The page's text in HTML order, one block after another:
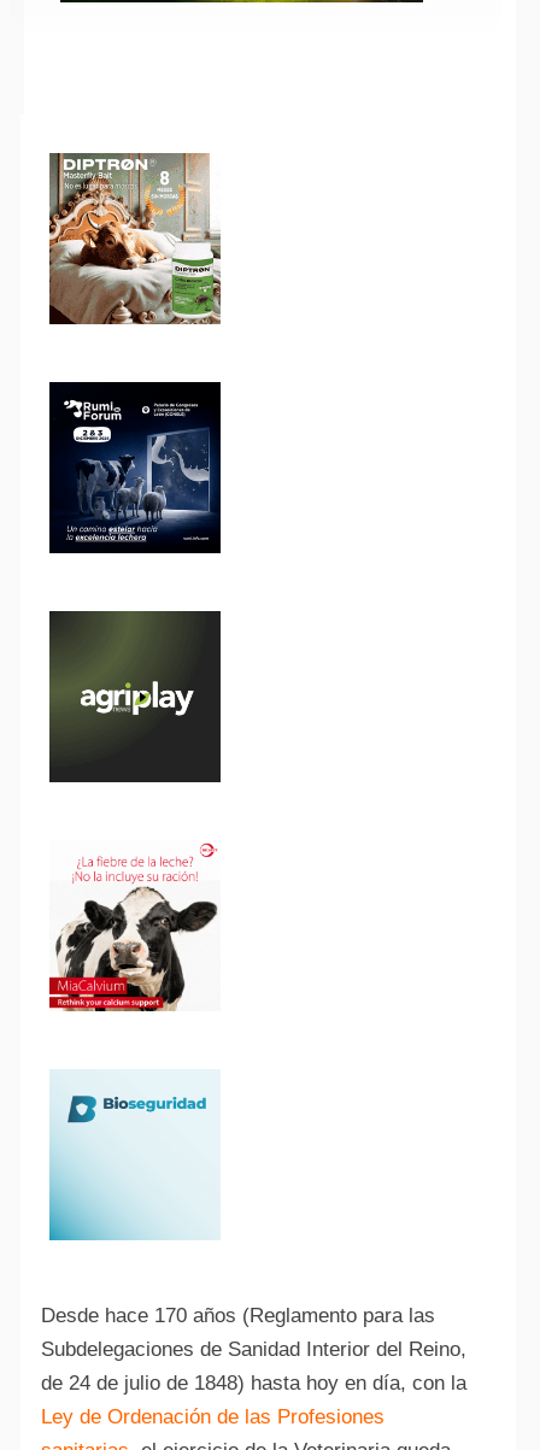
Desde hace 170 años (Reglamento para las
Subdelegaciones de Sanidad Interior del Reino,
de 24 de julio de 1848) hasta hoy en día, con la
Ley de Ordenación de las Profesiones